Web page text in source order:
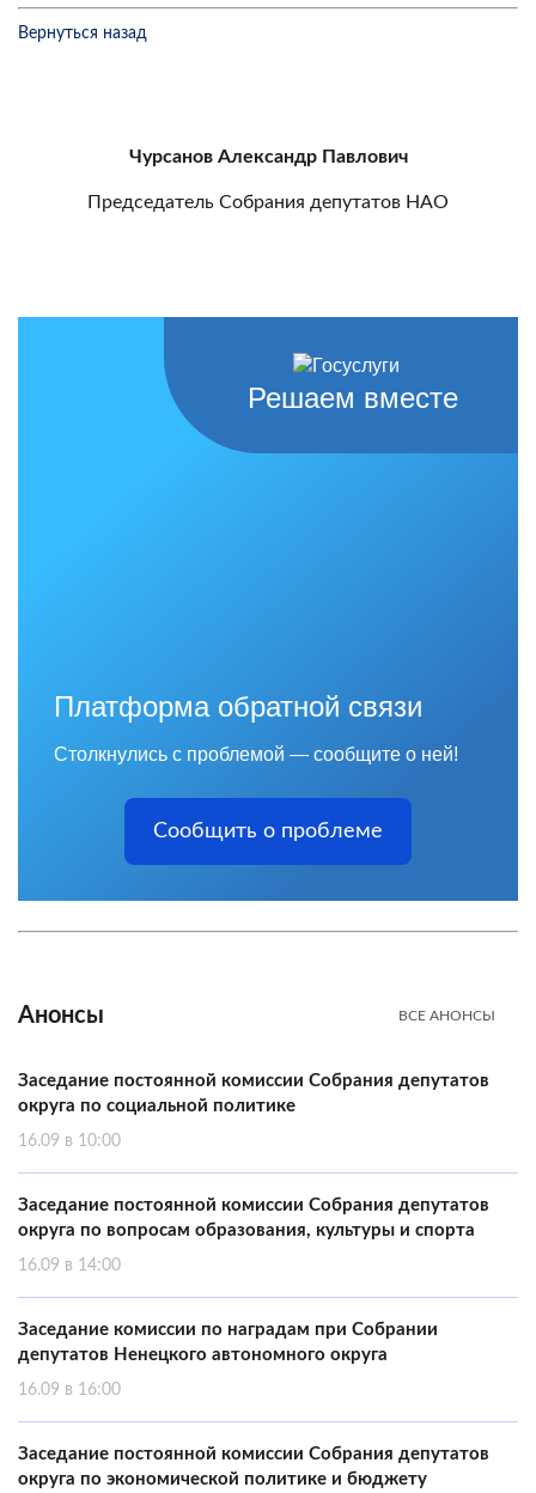
Вернуться назад
Чурсанов Александр Павлович
Председатель Собрания депутатов НАО
Решаем вместе
Платформа обратной связи
Столкнулись с проблемой — сообщите о ней!
Сообщить о проблеме
Анонсы ВСЕ АНОНСЫ
Заседание постоянной комиссии Собрания депутатов
округа по социальной политике
16.09 в 10:00
Заседание постоянной комиссии Собрания депутатов
округа по вопросам образования, культуры и спорта
16.09 в 14:00
Заседание комиссии по наградам при Собрании
депутатов Ненецкого автономного округа
16.09 в 16:00
Заседание постоянной комиссии Собрания депутатов
округа по экономической политике и бюджету